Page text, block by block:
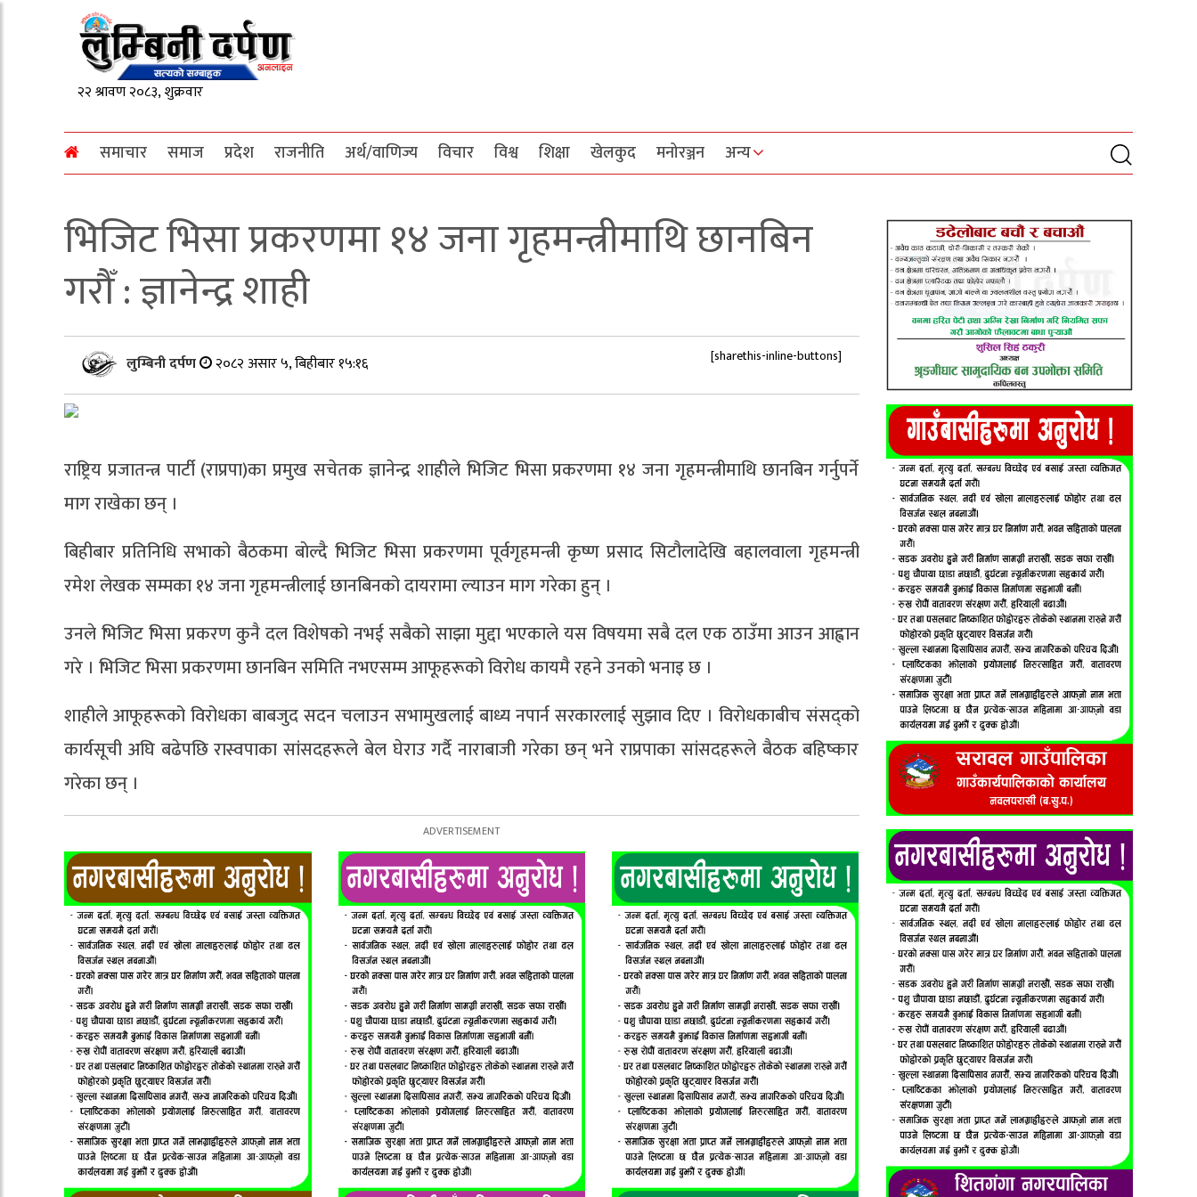
समाचार समाज प्रदेश राजनीति अर्थ/वाणिज्य विचार विश्व शिक्षा खेलकुद मनोरञ्जन अन्य
भिजिट भिसा प्रकरणमा १४ जना गृहमन्त्रीमाथि छानबिन
गरौँ : ज्ञानेन्द्र शाही
लुम्बिनी दर्पण २०८२ असार ५, बिहीबार १५:१६ [sharethis-inline-buttons]
राष्ट्रिय प्रजातन्त्र पार्टी (राप्रपा)का प्रमुख सचेतक ज्ञानेन्द्र शाहीले भिजिट भिसा प्रकरणमा १४ जना गृहमन्त्रीमाथि छानबिन गर्नुपर्ने
माग राखेका छन् ।
बिहीबार प्रतिनिधि सभाको बैठकमा बाेल्दै भिजिट भिसा प्रकरणमा पूर्वगृहमन्त्री कृष्ण प्रसाद सिटौलादेखि बहालवाला गृहमन्त्री
रमेश लेखक सम्मका १४ जना गृहमन्त्रीलाई छानबिनको दायरामा ल्याउन माग गरेका हुन् ।
उनले भिजिट भिसा प्रकरण कुनै दल विशेषको नभई सबैको साझा मुद्दा भएकाले यस विषयमा सबै दल एक ठाउँमा आउन आह्वान
गरे । भिजिट भिसा प्रकरणमा छानबिन समिति नभएसम्म आफूहरूको विरोध कायमै रहने उनको भनाइ छ ।
शाहीले आफूहरूको विरोधका बाबजुद सदन चलाउन सभामुखलाई बाध्य नपार्न सरकारलाई सुझाव दिए । विरोधकाबीच संसद्को
कार्यसूची अघि बढेपछि रास्वपाका सांसदहरूले बेल घेराउ गर्दै नाराबाजी गरेका छन् भने राप्रपाका सांसदहरूले बैठक बहिष्कार
गरेका छन् ।